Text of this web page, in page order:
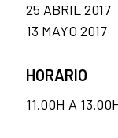
25 ABRIL 2017
13 MAYO 2017
HORARIO
11.00H A